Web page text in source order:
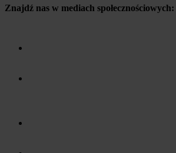
Znajdź nas w mediach społecznościowych: